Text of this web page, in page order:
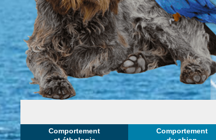
Comportement
Comportement